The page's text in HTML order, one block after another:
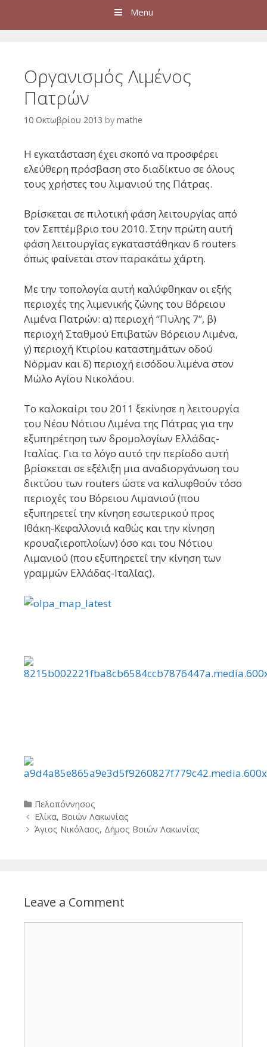
Menu
Οργανισμός Λιμένος
Πατρών
10 Οκτωβρίου 2013 by mathe
Η εγκατάσταση έχει σκοπό να προσφέρει
ελεύθερη πρόσβαση στο διαδίκτυο σε όλους
τους χρήστες του λιμανιού της Πάτρας.
Βρίσκεται σε πιλοτική φάση λειτουργίας από
τον Σεπτέμβριο του 2010. Στην πρώτη αυτή
φάση λειτουργίας εγκαταστάθηκαν 6 routers
όπως φαίνεται στον παρακάτω χάρτη.
Με την τοπολογία αυτή καλύφθηκαν οι εξής
περιοχές της λιμενικής ζώνης του Βόρειου
Λιμένα Πατρών: α) περιοχή “Πυλης 7”, β)
περιοχή Σταθμού Επιβατών Βόρειου Λιμένα,
γ) περιοχή Κτιρίου καταστημάτων οδού
Νόρμαν και δ) περιοχή εισόδου λιμένα στον
Μώλο Αγίου Νικολάου.
Το καλοκαίρι του 2011 ξεκίνησε η λειτουργία
του Νέου Νότιου Λιμένα της Πάτρας για την
εξυπηρέτηση των δρομολογίων Ελλάδας-
Ιταλίας. Για το λόγο αυτό την περίοδο αυτή
βρίσκεται σε εξέλιξη μια αναδιοργάνωση του
δικτύου των routers ώστε να καλυφθούν τόσο
περιοχές του Βόρειου Λιμανιού (που
εξυπηρετεί την κίνηση εσωτερικού προς
Ιθάκη-Κεφαλλονιά καθώς και την κίνηση
κρουαζιεροπλοίων) όσο και του Νότιου
Λιμανιού (που εξυπηρετεί την κίνηση των
γραμμών Ελλάδας-Ιταλίας).
Categories
Πελοπόννησος
Post
navigation
Ελίκα, Βοιών Λακωνίας
Άγιος Νικόλαος, Δήμος Βοιών Λακωνίας
Leave a Comment